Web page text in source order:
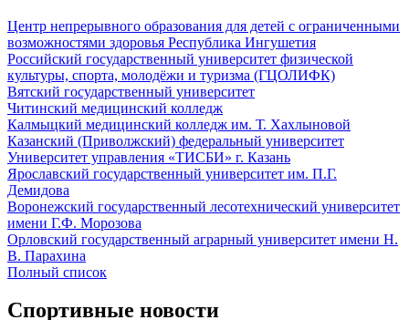
Центр непрерывного образования для детей с ограниченными
возможностями здоровья Республика Ингушетия
Российский государственный университет физической
культуры, спорта, молодёжи и туризма (ГЦОЛИФК)
Вятский государственный университет
Читинский медицинский колледж
Калмыцкий медицинский колледж им. Т. Хахлыновой
Казанский (Приволжский) федеральный университет
Университет управления «ТИСБИ» г. Казань
Ярославский государственный университет им. П.Г.
Демидова
Воронежский государственный лесотехнический университет
имени Г.Ф. Морозова
Орловский государственный аграрный университет имени Н.
В. Парахина
Полный список
Спортивные новости